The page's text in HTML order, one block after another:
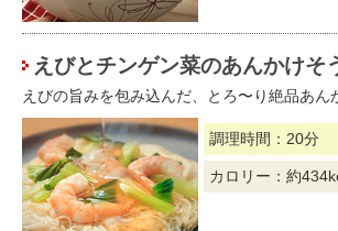
えびとチンゲン菜のあんかけそ
えびの旨みを包み込んだ、とろ〜り絶品あん
調理時間：20分
カロリー：約